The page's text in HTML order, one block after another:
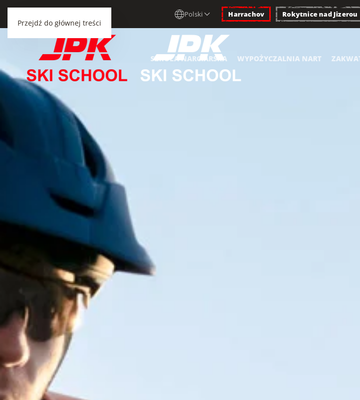
Przejdź do głównej treści
Polski Harrachov Rokytnice nad Jizerou
SZKOŁA NARCIARSKA WYPOŻYCZALNIA NART